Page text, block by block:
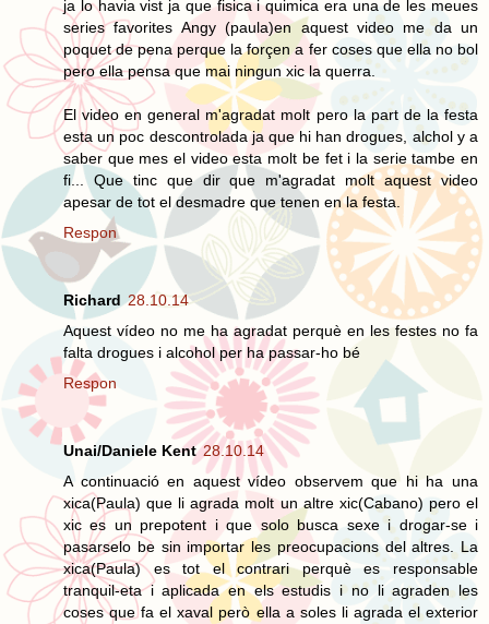
ja lo havia vist ja que fisica i quimica era una de les meues
series favorites Angy (paula)en aquest video me da un
poquet de pena perque la forçen a fer coses que ella no bol
pero ella pensa que mai ningun xic la querra.
El video en general m'agradat molt pero la part de la festa
esta un poc descontrolada ja que hi han drogues, alchol y a
saber que mes el video esta molt be fet i la serie tambe en
fi... Que tinc que dir que m'agradat molt aquest video
apesar de tot el desmadre que tenen en la festa.
Respon
Richard 28.10.14
Aquest vídeo no me ha agradat perquè en les festes no fa
falta drogues i alcohol per ha passar-ho bé
Respon
Unai/Daniele Kent 28.10.14
A continuació en aquest vídeo observem que hi ha una
xica(Paula) que li agrada molt un altre xic(Cabano) pero el
xic es un prepotent i que solo busca sexe i drogar-se i
pasarselo be sin importar les preocupacions del altres. La
xica(Paula) es tot el contrari perquè es responsable
tranquil-eta i aplicada en els estudis i no li agraden les
coses que fa el xaval però ella a soles li agrada el exterior